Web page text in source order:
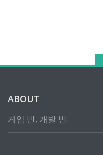
ABOUT
게임 반, 개발 반.